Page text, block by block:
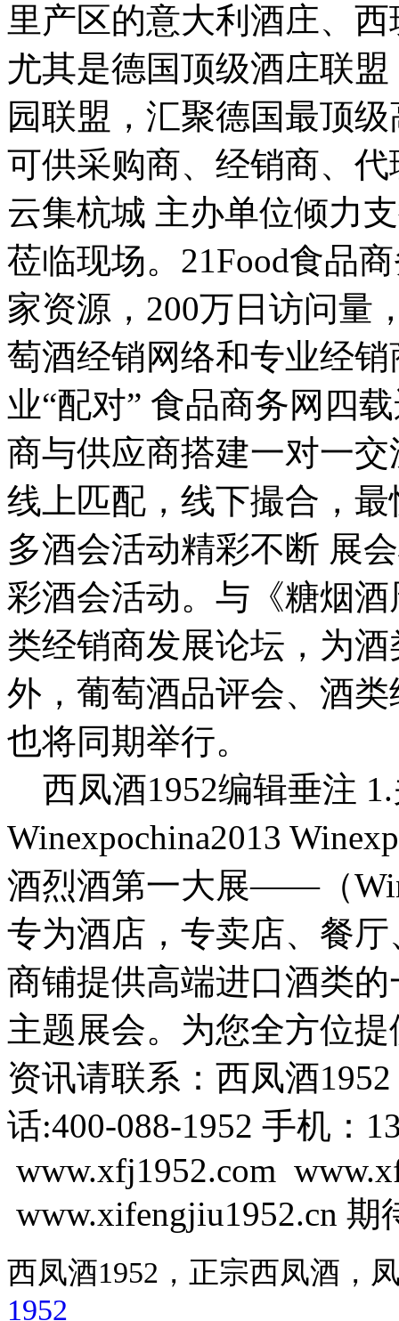
里产区的意大利酒庄、
尤其是德国顶级酒庄联
园联盟，汇聚德国最顶
可供采购商、经销商、
云集杭城 主办单位倾力
莅临现场。21Food食品
家资源，200万日访问量
萄酒经销网络和专业经
业“配对” 食品商务网四
商与供应商搭建一对一
线上匹配，线下撮合，
多酒会活动精彩不断 展
彩酒会活动。与《糖烟
类经销商发展论坛，为
外，葡萄酒品评会、酒
也将同期举行。
西凤酒1952编辑垂注
Winexpochina2013
酒烈酒第一大展——（
专为酒店，专卖店、餐
商铺提供高端进口酒类
主题展会。为您全方位
资讯请联系：西凤酒
话:400-088-1952 手机：
www.xfj1952.com
www.xifengjiu1952.cn
西凤酒1952，正宗西凤酒
1952